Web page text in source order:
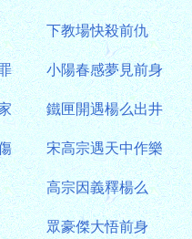
下教場快殺前仇
小陽春感夢見前身
鐵匣開遇楊么出井
宋高宗遇天中作樂
高宗因義釋楊么
眾豪傑大悟前身